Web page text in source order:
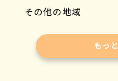
その他の地域
もっ